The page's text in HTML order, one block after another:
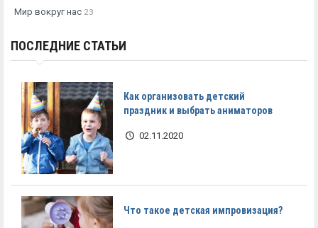
Мир вокруг нас 23
ПОСЛЕДНИЕ СТАТЬИ
Как организовать детский
праздник и выбрать аниматоров
02.11.2020
Что такое детская импровизация?